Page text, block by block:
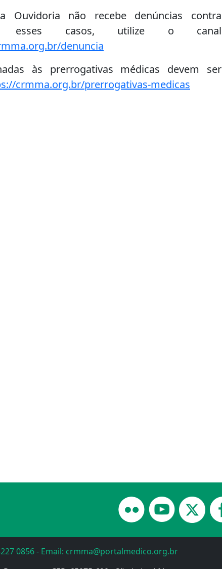
Ouvidoria não recebe denúncias contra
esses casos, utilize o canal
denuncia
às prerrogativas médicas devem ser
crmma.org.br/prerrogativas-medicas
0856 - Email: crmma@portalmedico.org.br